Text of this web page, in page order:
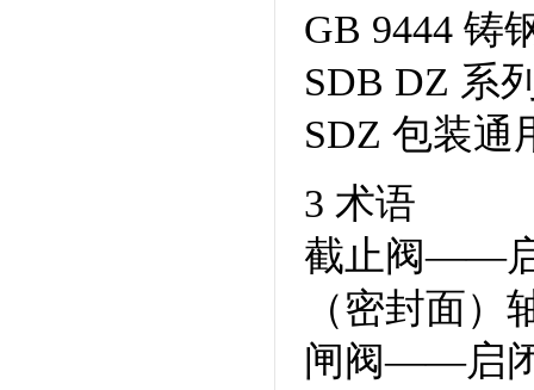
GB 9444 铸
SDB DZ 系
SDZ 包装通
3 术语
截止阀——
（密封面）
闸阀——启